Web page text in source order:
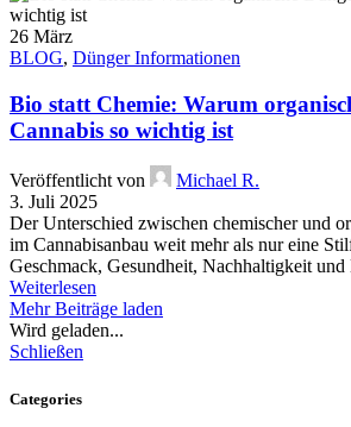
26 März
BLOG, Dünger Informationen
Bio statt Chemie: Warum
Cannabis so wichtig ist
Veröffentlicht von
Michael R.
3. Juli 2025
Der Unterschied zwischen chemischer und
im Cannabisanbau weit mehr als nur eine
Geschmack, Gesundheit, Nachhaltigkeit und
Weiterlesen
Mehr Beiträge laden
Wird geladen...
Schließen
Categories